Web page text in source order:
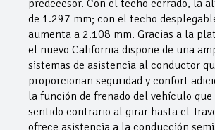
predecesor. Con el techo cerrado, la
de 1.297 mm; con el techo
aumenta a 2.108 mm. Gracias a la
el nuevo California dispone de una
sistemas de asistencia al conductor
proporcionan seguridad y confort
la función de frenado del vehículo
sentido contrario al girar hasta el
ofrece asistencia a la conducción